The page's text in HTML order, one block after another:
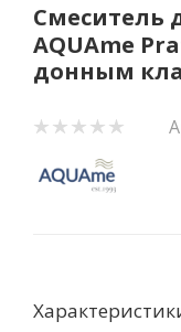
Смеситель
AQUAme
донным